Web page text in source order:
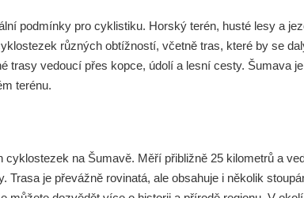
podmínky pro cyklistiku. Horský terén, husté lesy a
různých obtížností, včetně tras, které by se
trasy vedoucí přes kopce, údolí a lesní cesty. Šumava
terénu.
na Šumavě. Měří přibližně 25 kilometrů a
je převážně rovinatá, ale obsahuje i několik